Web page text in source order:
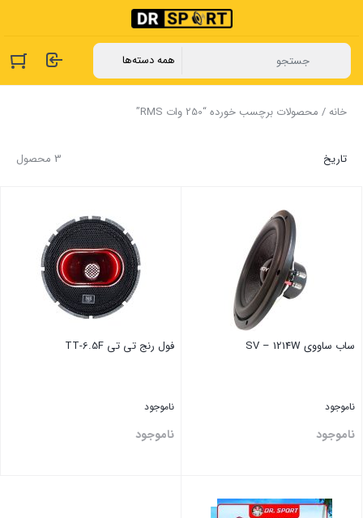
خانه/ محصولات برچسب خورده “250 وات RMS”
3 محصول تاریخ
ساب ساووی SV – 1214W
ناموجود
ناموجود
فول رنج تی تی TT-6.5F
ناموجود
ناموجود